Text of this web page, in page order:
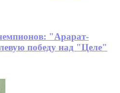
"Арарат-
победу над "Целе"